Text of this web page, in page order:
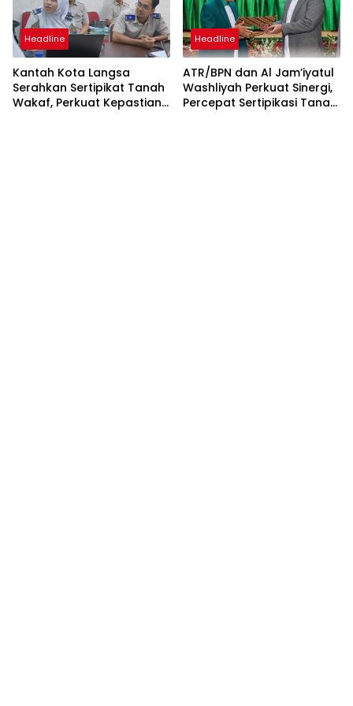
Headline
Kantah Kota Langsa
Serahkan Sertipikat Tanah
Wakaf, Perkuat Kepastian
Headline
ATR/BPN dan Al Jam’iyatul
Washliyah Perkuat Sinergi,
Percepat Sertipikasi Tanah